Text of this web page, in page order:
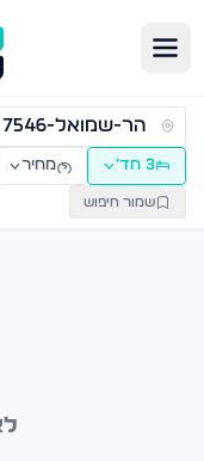
דירות למכירה
3 חד׳ מחיר
שמור חיפוש